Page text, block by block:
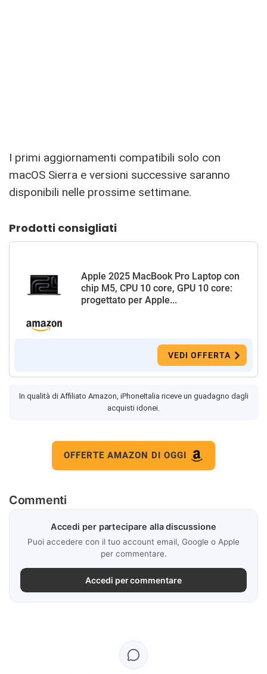
I primi aggiornamenti compatibili solo con
macOS Sierra e versioni successive saranno
disponibili nelle prossime settimane.
Prodotti consigliati
Apple 2025 MacBook Pro Laptop con
chip M5, CPU 10 core, GPU 10 core:
progettato per Apple...
VEDI OFFERTA
In qualità di Affiliato Amazon, iPhoneItalia riceve un guadagno dagli
acquisti idonei.
OFFERTE AMAZON DI OGGI
Commenti
Accedi per partecipare alla discussione
Puoi accedere con il tuo account email, Google o Apple
per commentare.
Accedi per commentare